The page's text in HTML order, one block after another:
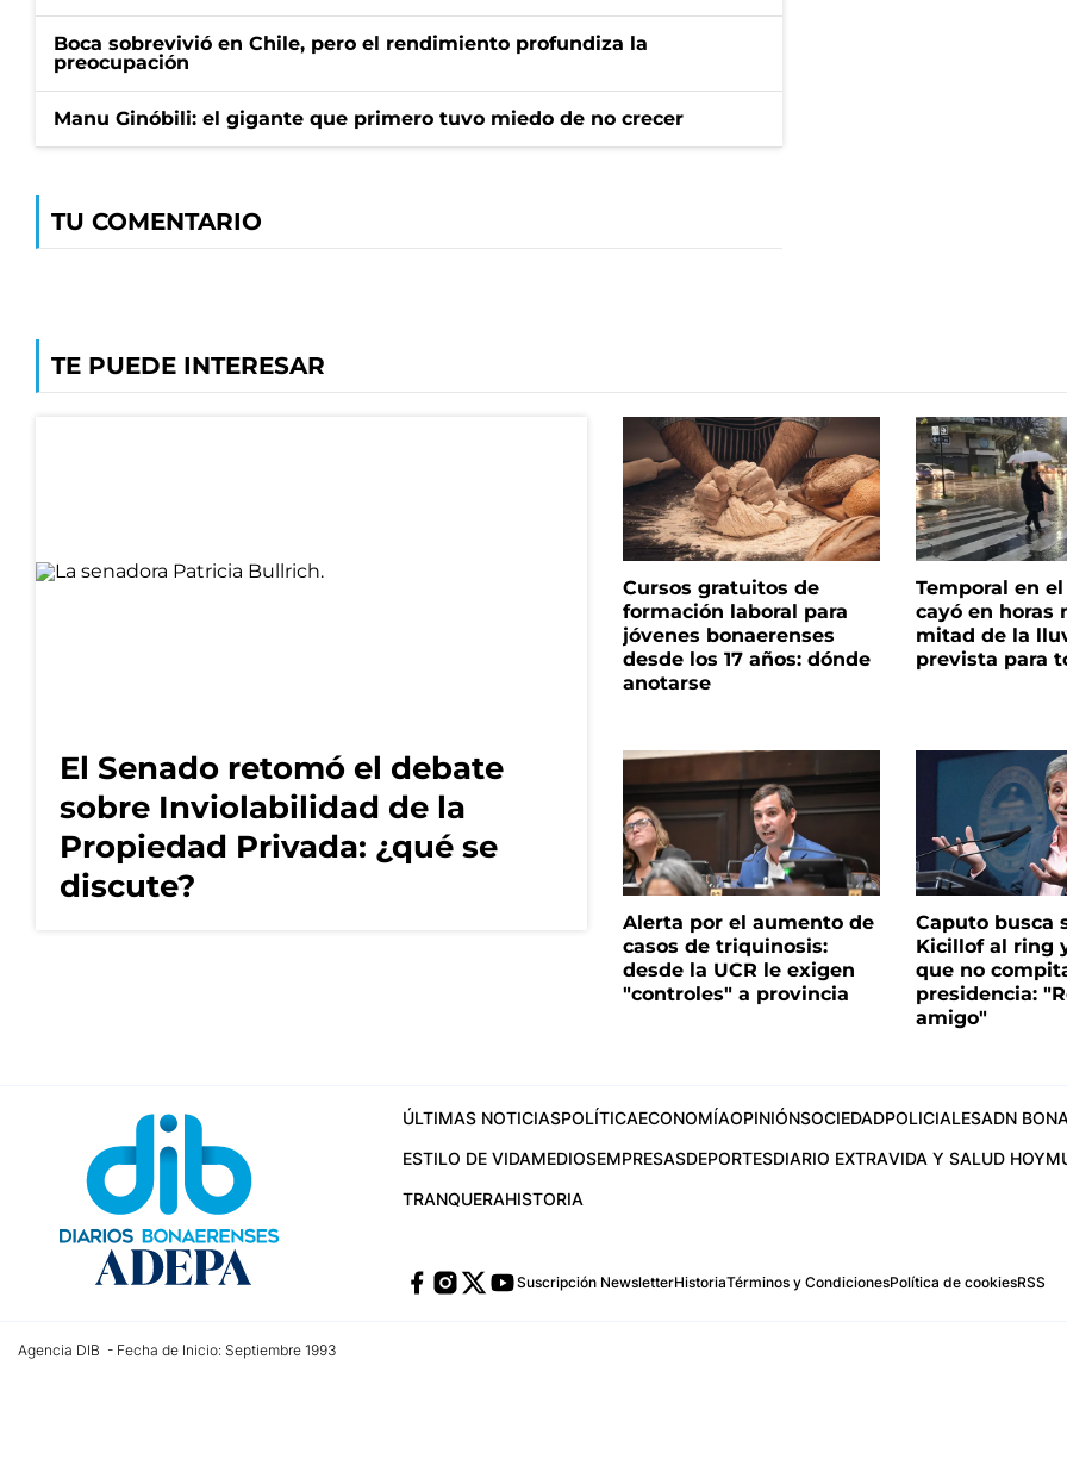
Boca sobrevivió en Chile, pero el rendimiento profundiza la
preocupación
Manu Ginóbili: el gigante que primero tuvo miedo de no crecer
TU COMENTARIO
TE PUEDE INTERESAR
El Senado retomó el debate
sobre Inviolabilidad de la
Propiedad Privada: ¿qué se
discute?
Cursos gratuitos de
formación laboral para
jóvenes bonaerenses
desde los 17 años: dónde
anotarse
Temporal en el
cayó en horas
mitad de la
prevista para
Alerta por el aumento de
casos de triquinosis:
desde la UCR le exigen
"controles" a provincia
Caputo busca
Kicillof al ring
que no
presidencia:
amigo"
ÚLTIMAS NOTICIASPOLÍTICAECONOMÍAOPINIÓNSOCIEDADPOLICIALESADN
ESTILO DE VIDAMEDIOSEMPRESASDEPORTESDIARIO EXTRAVIDA Y SALUD HOY
TRANQUERAHISTORIA
Suscripción NewsletterHistoriaTérminos y CondicionesPolítica de cookiesRSS
Agencia DIB - Fecha de Inicio: Septiembre 1993